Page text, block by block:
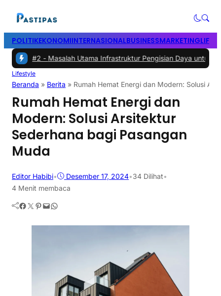
POLITIKEKONOMIINTERNASIONALBUSINESSMARKETING
Masalah Utama Infrastruktur Pengisian Daya untuk Mobil Listrik
Lifestyle
Beranda » Berita » Rumah Hemat Energi dan Modern: Solusi
Rumah Hemat Energi dan
Modern: Solusi Arsitektur
Sederhana bagi Pasangan
Muda
Editor Habibi• Desember 17, 2024•34 Dilihat•
4 Menit membaca
Facebook Twitter Pinterest Mail WhatsApp